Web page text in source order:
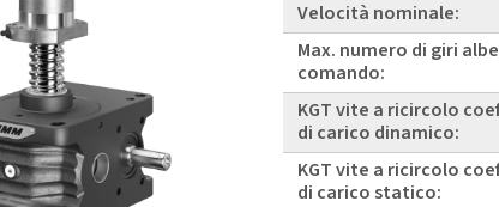
Velocità nominale:
Max. numero di giri
comando:
KGT vite a ricircolo
di carico dinamico:
KGT vite a ricircolo
di carico statico: